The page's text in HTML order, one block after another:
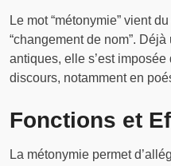
Le mot “métonymie” vient
“changement de nom”.
antiques, elle s’est
discours, notamment en
Fonctions et
La métonymie permet